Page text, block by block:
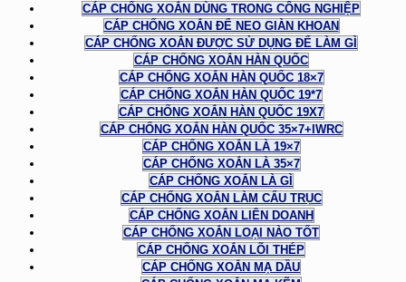
CÁP CHỐNG XOẮN DÙNG TRONG CÔNG NGHIỆP
CÁP CHỐNG XOẮN ĐỂ NEO GIÀN KHOAN
CÁP CHỐNG XOẮN ĐƯỢC SỬ DỤNG ĐỂ LÀM GÌ
CÁP CHỐNG XOẮN HÀN QUỐC
CÁP CHỐNG XOẮN HÀN QUỐC 18×7
CÁP CHỐNG XOẮN HÀN QUỐC 19*7
CÁP CHỐNG XOẮN HÀN QUỐC 19X7
CÁP CHỐNG XOẮN HÀN QUỐC 35×7+IWRC
CÁP CHỐNG XOẮN LÀ 19×7
CÁP CHỐNG XOẮN LÀ 35×7
CÁP CHỐNG XOẮN LÀ GÌ
CÁP CHỐNG XOẮN LÀM CẨU TRỤC
CÁP CHỐNG XOẮN LIÊN DOANH
CÁP CHỐNG XOẮN LOẠI NÀO TỐT
CÁP CHỐNG XOẮN LÕI THÉP
CÁP CHỐNG XOẮN MẠ DẦU